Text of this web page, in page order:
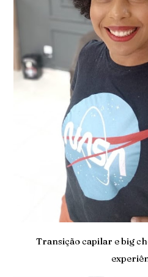
Transição capilar e big